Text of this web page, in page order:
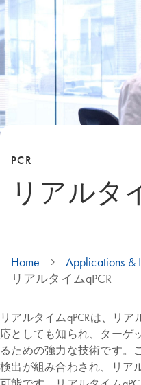
PCR
リアルタ
Home Applications &
リアルタイムqPCR
リアルタイムqPCRは、リ
応としても知られ、ターゲ
るための強力な技術です。
検出が組み合わされ、リア